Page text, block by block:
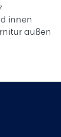
innen
außen